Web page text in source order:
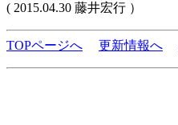
( 2015.04.30 藤井宏行 ）
TOPページへ 更新情報へ